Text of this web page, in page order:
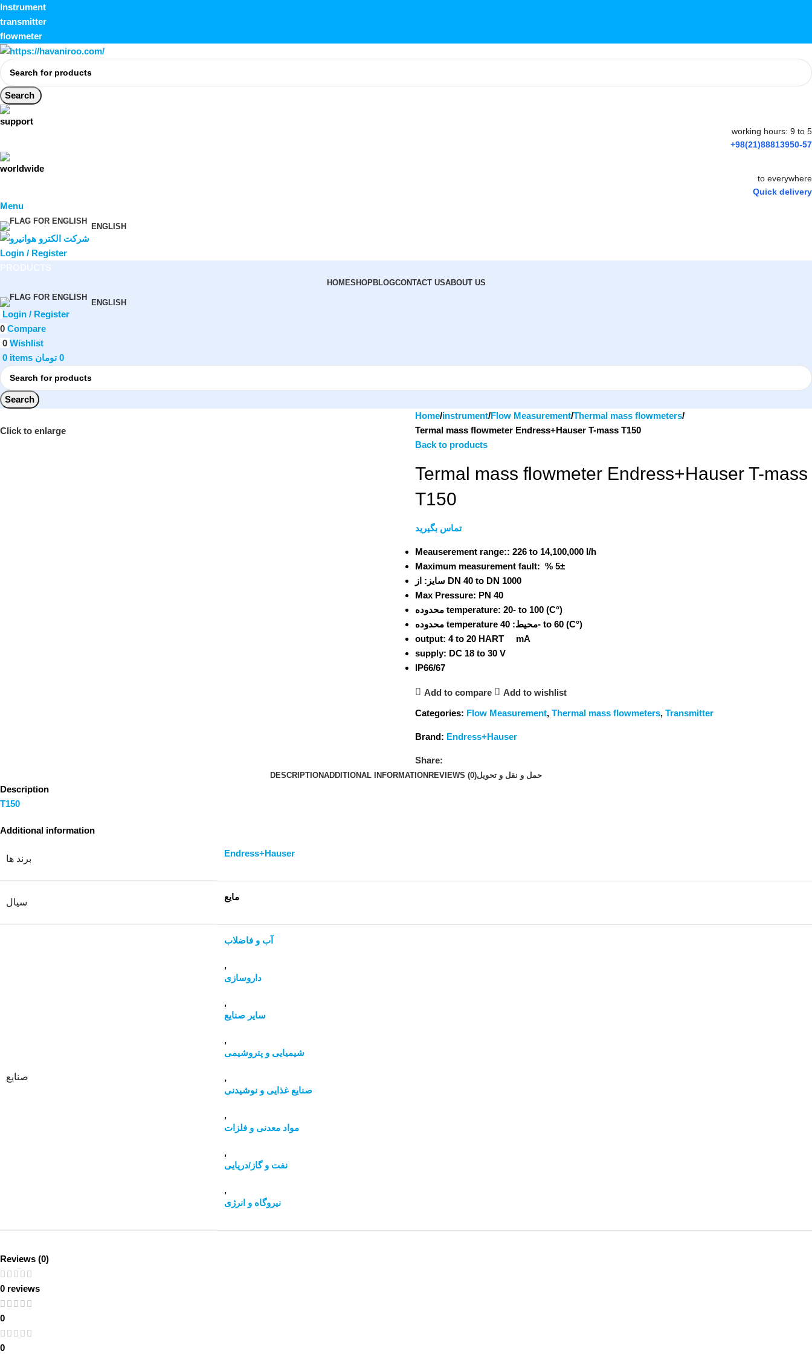
Instrument
transmitter
flowmeter
Search
working hours: 9 to 5
+98(21)88813950-57
to everywhere
Quick delivery
Menu
ENGLISH
Login / Register
HOMESHOPBLOGCONTACT USABOUT US
ENGLISH
Login / Register
0 Compare
0 Wishlist
0 items 0 تومان
Search
Click to enlarge
Home instrument Flow Measurement Thermal mass flowmeters
Termal mass flowmeter Endress+Hauser T-mass T150
Back to products
Termal mass flowmeter Endress+Hauser T-mass
T150
تماس بگیرید
Meauserement range:: 226 to 14,100,000 l/h
Maximum measurement fault: % 5±
سایز: از DN 40 to DN 1000
Max Pressure: PN 40
محدوده temperature: 20- to 100 (C°)
محدوده temperature محیط:40- to 60 (C°)
output: 4 to 20 HART mA
supply: DC 18 to 30 V
IP66/67
Add to compare Add to wishlist
Categories: Flow Measurement, Thermal mass flowmeters, Transmitter
Brand: Endress+Hauser
Share:
DESCRIPTIONADDITIONAL INFORMATION REVIEWS (0)حمل و نقل و تحویل
Description
T150
Additional information
برند ها
Endress+Hauser
سیال
مایع
صنایع
آب و فاضلاب
,
داروسازی
,
سایر صنایع
,
شیمیایی و پتروشیمی
,
صنایع غذایی و نوشیدنی
,
مواد معدنی و فلزات
,
نفت و گاز/دریایی
,
نیروگاه و انرژی
Reviews (0)
0 reviews
0
0